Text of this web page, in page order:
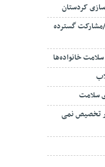
کردستان
مشارکت گسترده
خانواده‌ها
سلامت
تخصیص نمی